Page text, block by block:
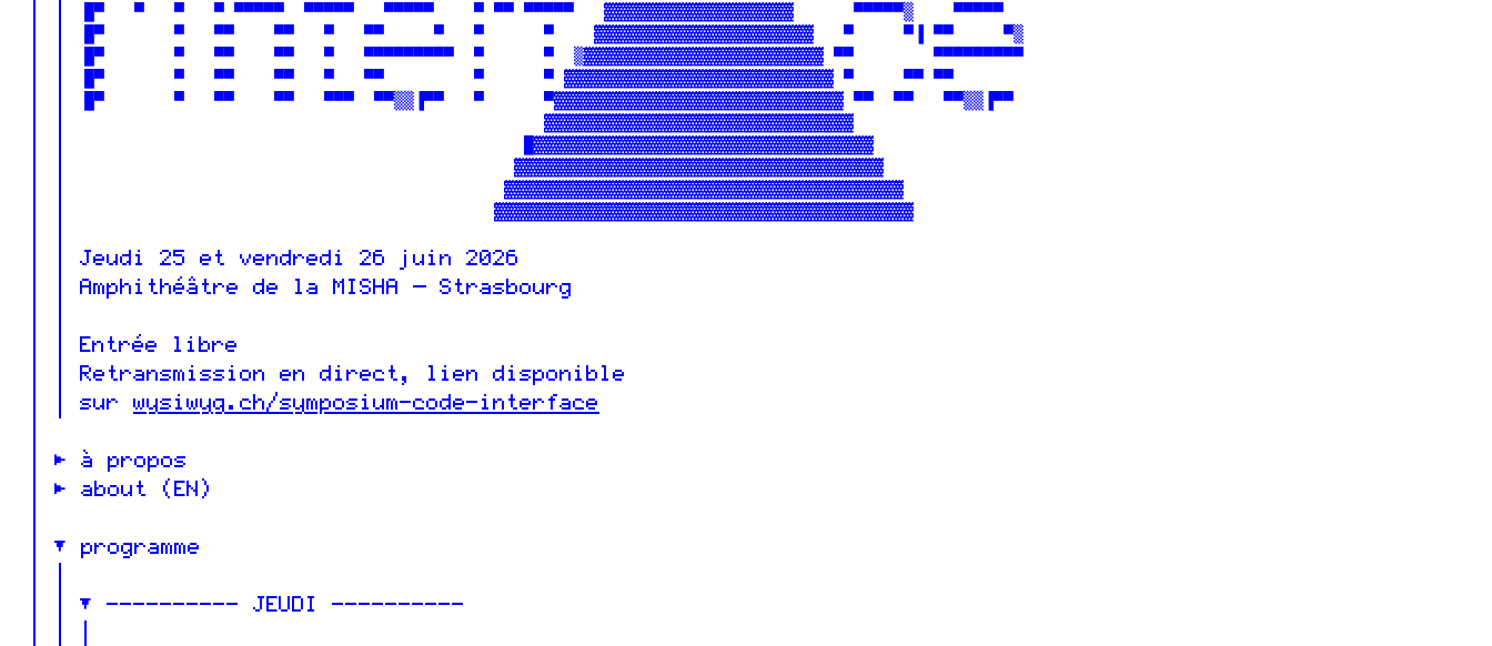
█▀   ▀   ▀   ▀ ▀▀▀▀▀  ▀▀▀▀▀   ▀▀▀▀▀    ▀ ▀▀ ▀▀▀▀▀   ▓▓▓▓▓▓▓▓▓▓▓▓▓▓▓▓▓▓▓      ▀▀▀▀▀▒    ▀▀▀▀▀
█▀       ▀   ▀▀    ▀▀   ▀   ▀▀     ▀   ▀      ▀    ▓▓▓▓▓▓▓▓▓▓▓▓▓▓▓▓▓▓▓▓▓▓   ▀     ▀▐ ▀▀     ▀▒
█▀       ▀   ▀▀    ▀▀   ▀   ▀▀▀▀▀▀▀▀▀  ▀      ▀  ▒▓▓▓▓▓▓▓▓▓▓▓▓▓▓▓▓▓▓▓▓▓▓▓▓ ▀▀        ▀▀▀▀▀▀▀▀▀
█▀       ▀   ▀▀    ▀▀   ▀   ▀▀         ▀      ▀ ▓▓▓▓▓▓▓▓▓▓▓▓▓▓▓▓▓▓▓▓▓▓▓▓▓▓▓ ▀     ▀▀ ▀▀
█▀       ▀   ▀▀    ▀▀   ▀▀▀  ▀▀▒▒▐▀▀   ▀      ▀▓▓▓▓▓▓▓▓▓▓▓▓▓▓▓▓▓▓▓▓▓▓▓▓▓▓▓▓▓ ▀▀  ▀▀   ▀▀▒▒▐▀▀
                                               ▓▓▓▓▓▓▓▓▓▓▓▓▓▓▓▓▓▓▓▓▓▓▓▓▓▓▓▓▓▓▓
                                             █▓▓▓▓▓▓▓▓▓▓▓▓▓▓▓▓▓▓▓▓▓▓▓▓▓▓▓▓▓▓▓▓▓▓
                                            ▓▓▓▓▓▓▓▓▓▓▓▓▓▓▓▓▓▓▓▓▓▓▓▓▓▓▓▓▓▓▓▓▓▓▓▓▓
                                           ▓▓▓▓▓▓▓▓▓▓▓▓▓▓▓▓▓▓▓▓▓▓▓▓▓▓▓▓▓▓▓▓▓▓▓▓▓▓▓▓
                                          ▓▓▓▓▓▓▓▓▓▓▓▓▓▓▓▓▓▓▓▓▓▓▓▓▓▓▓▓▓▓▓▓▓▓▓▓▓▓▓▓▓▓
Jeudi 25 et vendredi 26 juin 2026
Amphithéâtre de la MISHA — Strasbourg
Entrée libre
Retransmission en direct, lien disponible
sur wysiwyg.ch/symposium-code-interface
à propos
about (EN)
programme
---------- JEUDI ----------